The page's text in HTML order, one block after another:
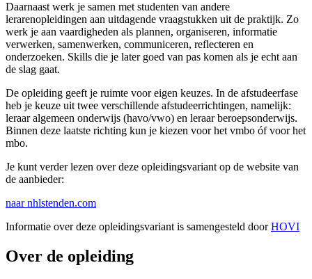
Daarnaast werk je samen met studenten van andere
lerarenopleidingen aan uitdagende vraagstukken uit de praktijk. Zo
werk je aan vaardigheden als plannen, organiseren, informatie
verwerken, samenwerken, communiceren, reflecteren en
onderzoeken. Skills die je later goed van pas komen als je echt aan
de slag gaat.
De opleiding geeft je ruimte voor eigen keuzes. In de afstudeerfase
heb je keuze uit twee verschillende afstudeerrichtingen, namelijk:
leraar algemeen onderwijs (havo/vwo) en leraar beroepsonderwijs.
Binnen deze laatste richting kun je kiezen voor het vmbo óf voor het
mbo.
Je kunt verder lezen over deze opleidingsvariant op de website van
de aanbieder:
naar nhlstenden.com
Informatie over deze opleidingsvariant is samengesteld doorHOVI
Over de opleiding